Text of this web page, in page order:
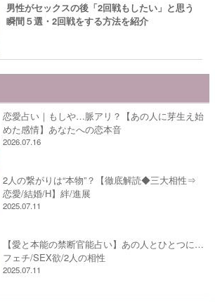
男性がセックスの後「2回戦もしたい」と思う
瞬間５選・2回戦をする方法を紹介
恋愛占い｜もしや…脈アリ？【あの人に芽生え始
めた感情】あなたへの恋本音
2026.07.16
2人の繋がりは“本物”？【徹底解読◆三大相性⇒
恋愛/結婚/H】絆/進展
2025.07.11
【愛と本能の禁断官能占い】あの人とひとつに…
フェチ/SEX欲/2人の相性
2025.07.11